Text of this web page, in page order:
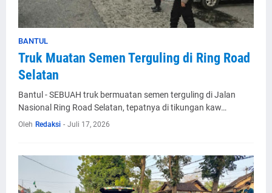
BANTUL
Truk Muatan Semen Terguling di Ring Road
Selatan
Bantul - SEBUAH truk bermuatan semen terguling di Jalan
Nasional Ring Road Selatan, tepatnya di tikungan kaw…
Oleh Redaksi - Juli 17, 2026